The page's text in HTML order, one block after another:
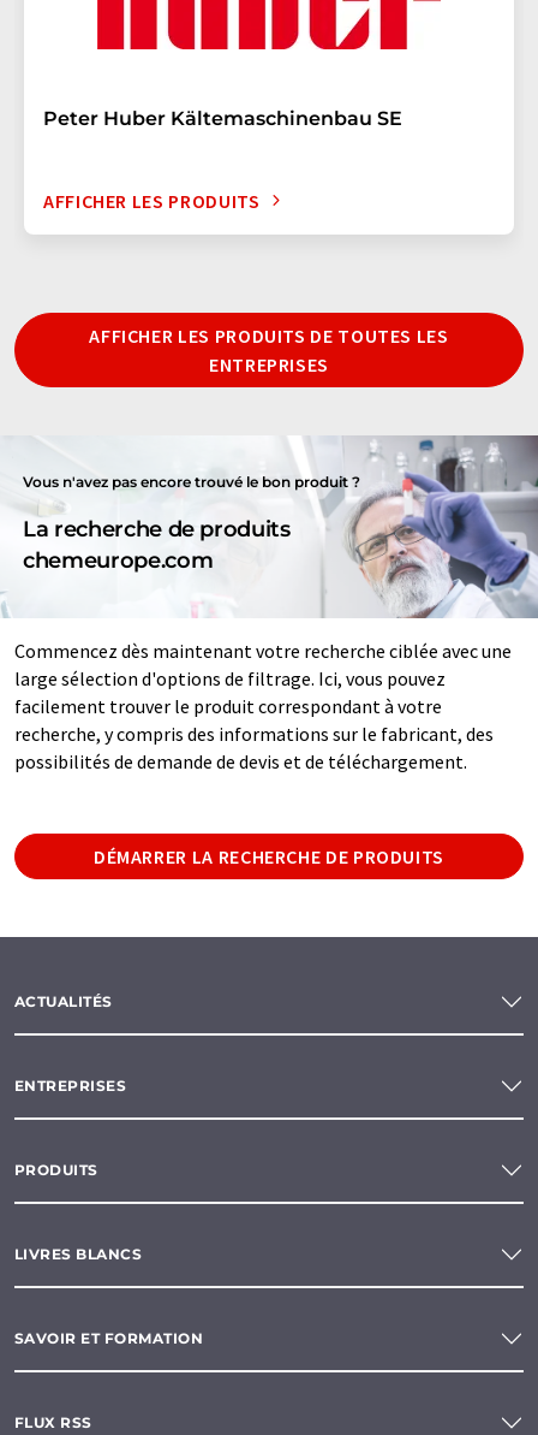
Peter Huber Kältemaschinenbau SE
AFFICHER LES PRODUITS
AFFICHER LES PRODUITS DE TOUTES LES
ENTREPRISES
Vous n'avez pas encore trouvé le bon produit ?
La recherche de produits
chemeurope.com
Commencez dès maintenant votre recherche ciblée avec une
large sélection d'options de filtrage. Ici, vous pouvez
facilement trouver le produit correspondant à votre
recherche, y compris des informations sur le fabricant, des
possibilités de demande de devis et de téléchargement.
DÉMARRER LA RECHERCHE DE PRODUITS
ACTUALITÉS
ENTREPRISES
PRODUITS
LIVRES BLANCS
SAVOIR ET FORMATION
FLUX RSS